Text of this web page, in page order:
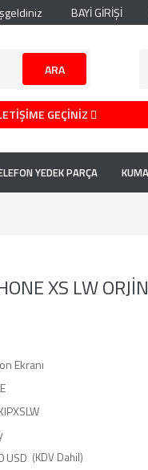
BAYİ GİRİŞİ
ARA
GEÇİNİZ
YEDEK PARÇA
XS LW
Ekranı
USD (KDV Dahil)